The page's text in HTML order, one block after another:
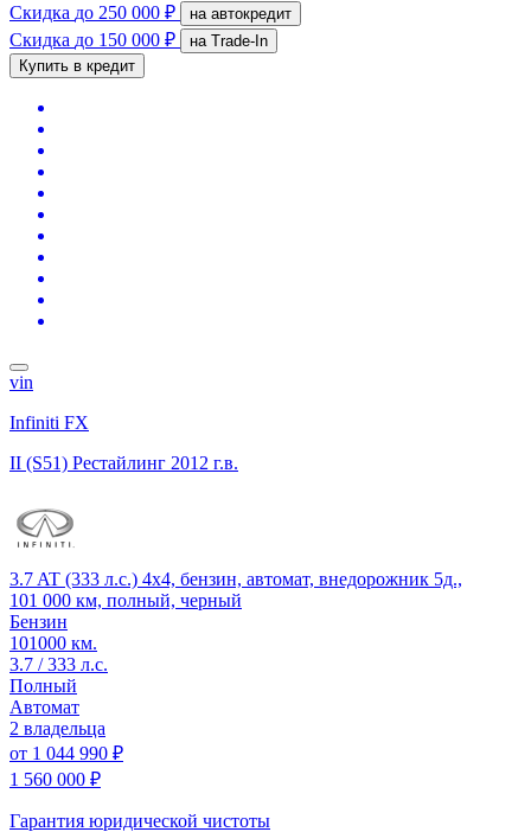
Скидка до 250 000 ₽ на автокредит
Скидка до 150 000 ₽
на Trade-In
Купить в кредит
vin
Infiniti FX
II (S51) Рестайлинг 2012 г.в.
3.7 AT (333 л.с.) 4x4, бензин, автомат, внедорожник 5д.,
101 000 км, полный, черный
Бензин
101000 км.
3.7 / 333 л.с.
Полный
Автомат
2 владельца
от 1 044 990 ₽
1 560 000 ₽
Гарантия юридической чистоты